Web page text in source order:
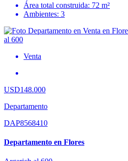
Área total construida: 72 m²
Ambientes: 3
Venta
USD148.000
Departamento
DAP8568410
Departamento en Flores